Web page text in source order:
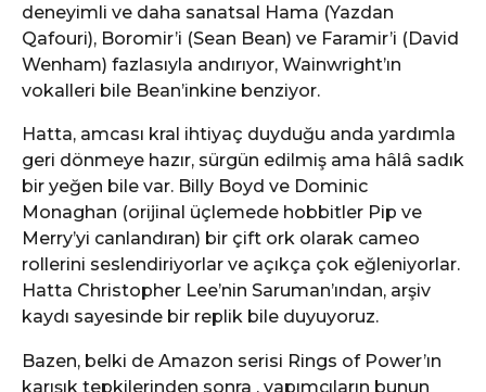
deneyimli ve daha sanatsal Hama (Yazdan
Qafouri), Boromir’i (Sean Bean) ve Faramir’i (David
Wenham) fazlasıyla andırıyor, Wainwright’ın
vokalleri bile Bean’inkine benziyor.
Hatta, amcası kral ihtiyaç duyduğu anda yardımla
geri dönmeye hazır, sürgün edilmiş ama hâlâ sadık
bir yeğen bile var. Billy Boyd ve Dominic
Monaghan (orijinal üçlemede hobbitler Pip ve
Merry’yi canlandıran) bir çift ork olarak cameo
rollerini seslendiriyorlar ve açıkça çok eğleniyorlar.
Hatta Christopher Lee’nin Saruman’ından, arşiv
kaydı sayesinde bir replik bile duyuyoruz.
Bazen, belki de Amazon serisi Rings of Power’ın
karışık tepkilerinden sonra , yapımcıların bunun